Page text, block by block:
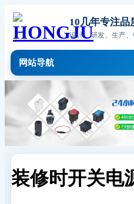
10几年专注品
设计、研发、生产
网站导航
装修时开关电